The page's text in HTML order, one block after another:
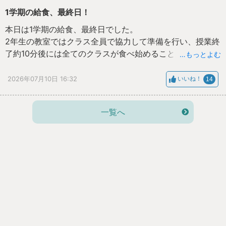
1学期の給食、最終日！
本日は1学期の給食、最終日でした。
2年生の教室ではクラス全員で協力して準備を行い、授業終
了約10分後には全てのクラスが食べ始めることができてい
くさん見受けられました。2学期以降も、この状態を続けら
…もっとよむ
2026年07月10日 16:32 いいね！ 14
一覧へ